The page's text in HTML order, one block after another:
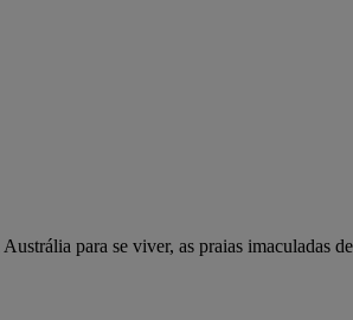
para se viver, as praias imaculadas